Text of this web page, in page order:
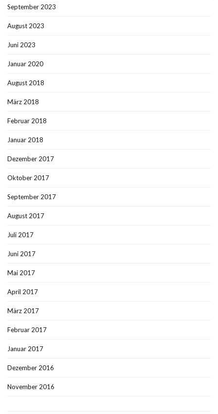
September 2023
August 2023
Juni 2023
Januar 2020
August 2018
März 2018
Februar 2018
Januar 2018
Dezember 2017
Oktober 2017
September 2017
August 2017
Juli 2017
Juni 2017
Mai 2017
April 2017
März 2017
Februar 2017
Januar 2017
Dezember 2016
November 2016